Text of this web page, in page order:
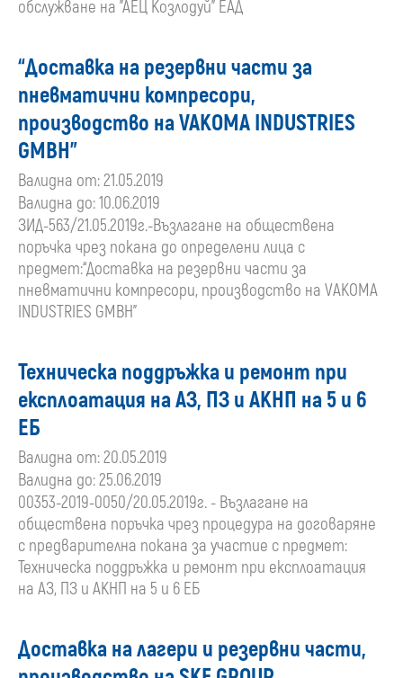
обслужване на "АЕЦ Козлодуй" ЕАД
“Доставка на резервни части за
пневматични компресори,
производство на VAKOMA INDUSTRIES
GMBH”
Валидна от: 21.05.2019
Валидна до: 10.06.2019
ЗИД-563/21.05.2019г.-Възлагане на обществена
поръчка чрез покана до определени лица с
предмет:“Доставка на резервни части за
пневматични компресори, производство на VAKOMA
INDUSTRIES GMBH”
Техническа поддръжка и ремонт при
експлоатация на АЗ, ПЗ и АКНП на 5 и 6
ЕБ
Валидна от: 20.05.2019
Валидна до: 25.06.2019
00353-2019-0050/20.05.2019г. - Възлагане на
обществена поръчка чрез процедура на договаряне
с предварителна покана за участие с предмет:
Техническа поддръжка и ремонт при експлоатация
на АЗ, ПЗ и АКНП на 5 и 6 ЕБ
Доставка на лагери и резервни части,